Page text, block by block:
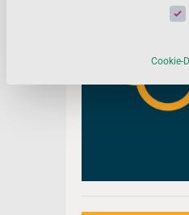
Es folgt eine Liste der
Cookie-